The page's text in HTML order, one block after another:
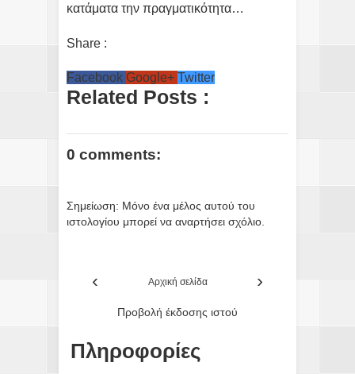
κατάματα την πραγματικότητα…
Share :
Facebook Google+ Twitter
Related Posts :
0 comments:
Σημείωση: Μόνο ένα μέλος αυτού του
ιστολογίου μπορεί να αναρτήσει σχόλιο.
‹ ›
Αρχική σελίδα
Προβολή έκδοσης ιστού
Πληροφορίες